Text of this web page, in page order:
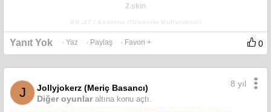
2.skin
AK-47 | Asiimov (Görevde Kullanılmış)
https://hizliresim.com/w3cqv7
https://hizliresim.com/6ZpG9c
Bununda Buy fiyatı 199TL yine her türlü kâr bırakacak şekilde satıyorum.
Yanıt Yok · Yaz · Paylaş · Favori + 0
J
Jollyjokerz (Meriç Basancı)
Diğer oyunlar altına konu açtı.
8 yıl